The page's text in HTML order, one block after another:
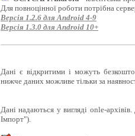
Для повноцінної роботи потрібна
Версія 1.2.6 для Android 4-9
Версія 1.3.0 для Android 10+
Дані є відкритими і можуть
нижче даних можливе тільки за
Дані надаються у вигляді onle-
Імпорт").